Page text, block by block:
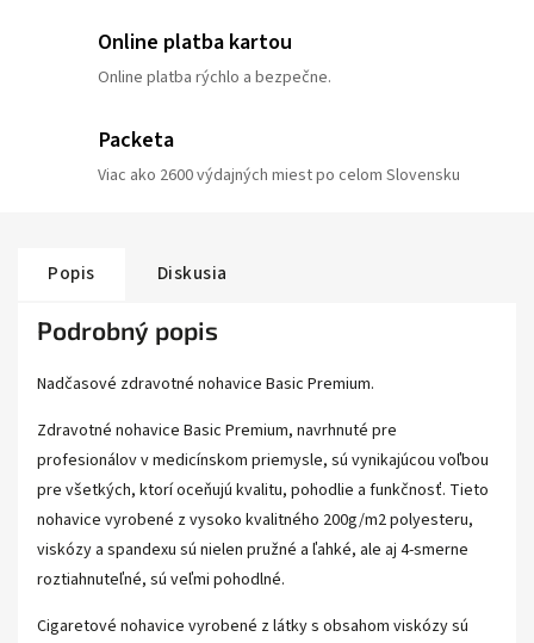
Online platba kartou
Online platba rýchlo a bezpečne.
Packeta
Viac ako 2600 výdajných miest po celom Slovensku
Popis Diskusia
Podrobný popis
Nadčasové zdravotné nohavice Basic Premium.
Zdravotné nohavice Basic Premium, navrhnuté pre
profesionálov v medicínskom priemysle, sú vynikajúcou voľbou
pre všetkých, ktorí oceňujú kvalitu, pohodlie a funkčnosť. Tieto
nohavice vyrobené z vysoko kvalitného 200g/m2 polyesteru,
viskózy a spandexu sú nielen pružné a ľahké, ale aj 4-smerne
roztiahnuteľné, sú veľmi pohodlné.
Cigaretové nohavice vyrobené z látky s obsahom viskózy sú